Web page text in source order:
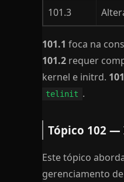
101.3
101.1 foca na
101.2 requer
kernel e initrd.
telinit .
Tópico 102 —
Este tópico
gerenciamento